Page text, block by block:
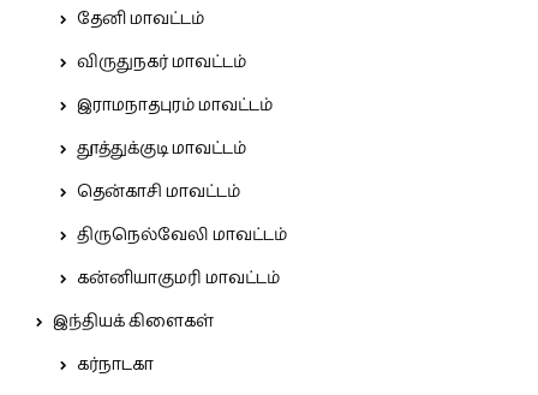
தேனி மாவட்டம்
விருதுநகர் மாவட்டம்
இராமநாதபுரம் மாவட்டம்
தூத்துக்குடி மாவட்டம்
தென்காசி மாவட்டம்
திருநெல்வேலி மாவட்டம்
கன்னியாகுமரி மாவட்டம்
இந்தியக் கிளைகள்
கர்நாடகா